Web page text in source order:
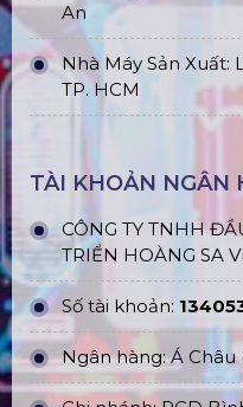
An
Nhà Máy Sản Xuất:
TP. HCM
TÀI KHOẢN NGÂN
CÔNG TY TNHH
TRIỂN HOÀNG SA
Số tài khoản:
Ngân hàng: Á Châu